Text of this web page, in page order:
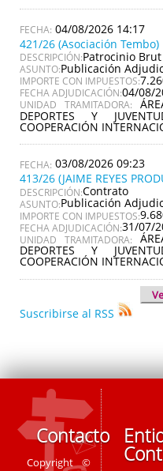
04/08/2026 14:17
421/26 (Asociación Tembo)
DESCRIPCIÓN:Patrocinio
ASUNTO:Publicación
IMPORTE CON IMPUESTOS:
FECHA ADJUDICACIÓN:04/08/
UNIDAD TRAMITADORA:
DEPORTES Y
COOPERACIÓN
03/08/2026 09:23
413/26 (JAIME REYES
DESCRIPCIÓN:Contrato
ASUNTO:Publicación
IMPORTE CON IMPUESTOS:
FECHA ADJUDICACIÓN:31/07/
UNIDAD TRAMITADORA:
DEPORTES Y
COOPERACIÓN
Suscribirse al RSS
Contacto
Copyright ©
Entidades